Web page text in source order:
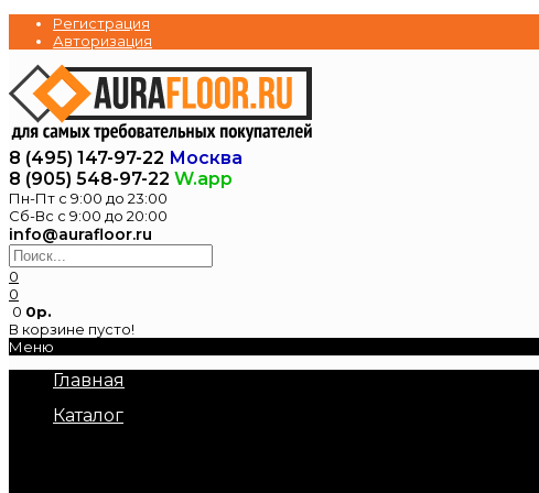
Регистрация
Авторизация
8 (495) 147-97-22 Москва
8 (905) 548-97-22 W.app
Пн-Пт с 9:00 до 23:00
Сб-Вс с 9:00 до 20:00
info@aurafloor.ru
0
0
0 0р.
В корзине пусто!
Меню
Главная
Каталог